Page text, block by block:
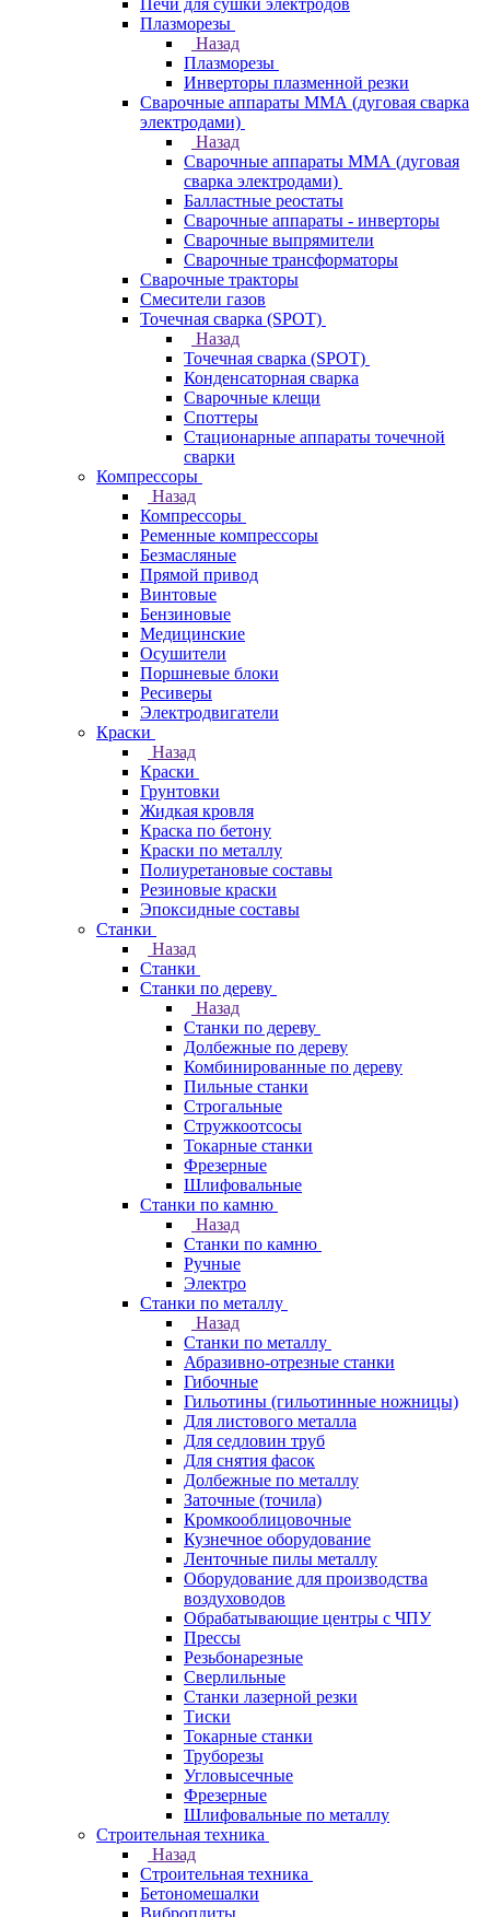
Печи для сушки электродов
Плазморезы
Назад
Плазморезы
Инверторы плазменной резки
Сварочные аппараты ММА (дуговая сварка
электродами)
Назад
Сварочные аппараты ММА (дуговая
сварка электродами)
Балластные реостаты
Сварочные аппараты - инверторы
Сварочные выпрямители
Сварочные трансформаторы
Сварочные тракторы
Смесители газов
Точечная сварка (SPOT)
Назад
Точечная сварка (SPOT)
Конденсаторная сварка
Сварочные клещи
Споттеры
Стационарные аппараты точечной
сварки
Компрессоры
Назад
Компрессоры
Ременные компрессоры
Безмасляные
Прямой привод
Винтовые
Бензиновые
Медицинские
Осушители
Поршневые блоки
Ресиверы
Электродвигатели
Краски
Назад
Краски
Грунтовки
Жидкая кровля
Краска по бетону
Краски по металлу
Полиуретановые составы
Резиновые краски
Эпоксидные составы
Станки
Назад
Станки
Станки по дереву
Назад
Станки по дереву
Долбежные по дереву
Комбинированные по дереву
Пильные станки
Строгальные
Стружкоотсосы
Токарные станки
Фрезерные
Шлифовальные
Станки по камню
Назад
Станки по камню
Ручные
Электро
Станки по металлу
Назад
Станки по металлу
Абразивно-отрезные станки
Гибочные
Гильотины (гильотинные ножницы)
Для листового металла
Для седловин труб
Для снятия фасок
Долбежные по металлу
Заточные (точила)
Кромкооблицовочные
Кузнечное оборудование
Ленточные пилы металлу
Оборудование для производства
воздуховодов
Обрабатывающие центры с ЧПУ
Прессы
Резьбонарезные
Сверлильные
Станки лазерной резки
Тиски
Токарные станки
Труборезы
Угловысечные
Фрезерные
Шлифовальные по металлу
Строительная техника
Назад
Строительная техника
Бетономешалки
Виброплиты